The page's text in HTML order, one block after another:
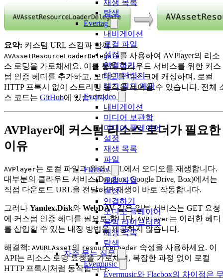
재생 목록
탐색
Evertag
내비게이션
로컬 파일
설정
연결하기
태그 편집기
태그 필드 매핑
Evervideo
내비게이션
미디어 보관함
미디어 플레이어
설정
재생 목록
파일
Flacbox
로컬 파일
설정
연결하기
오디오 플레이어
음악 라이브러리
재생 목록
탐색
자주 묻는 질문
Evermusic
Evermusic와 Flacbox의 차이점은
요약: 커스텀 URL 스킴과 함께
AVAssetResourceLoaderDelegate를 사용하여 AVPlayer의 리소
스 로딩을 가로채세요. 이를 통해 클라우드 서비스를 위한 커스
텀 인증 헤더를 추가하고, 오디오를 디스크에 캐싱하며, 로컬
HTTP 프록시 없이 스트리밍 동작을 제어할 수 있습니다. 전체
스 코드는 GitHub에 있습니다.
AVPlayer에 커스텀 리소스 로더가 필요한
이유
AVPlayer는 로컬 파일과 원격 URL에서 오디오를 재생합니다.
대부분의 클라우드 서비스(Dropbox, Google Drive, Box)에서는
직접 다운로드 URL을 전달하면 재생이 바로 작동합니다.
그러나 Yandex.Disk와 WebDAV같은 일부 서비스는 GET 요청
에 커스텀 인증 헤더를 필요로 합니다.AVPlayer는 이러한 헤더
를 삽입할 수 있는 내장 방법을 제공하지 않습니다.
해결책: AVURLAsset의 resourceLoader 속성을 사용하세요. 이
API는 리소스 로딩 요청을 가로채며, 복잡한 과정 없이 로컬
HTTP 프록시처럼 동작합니다.